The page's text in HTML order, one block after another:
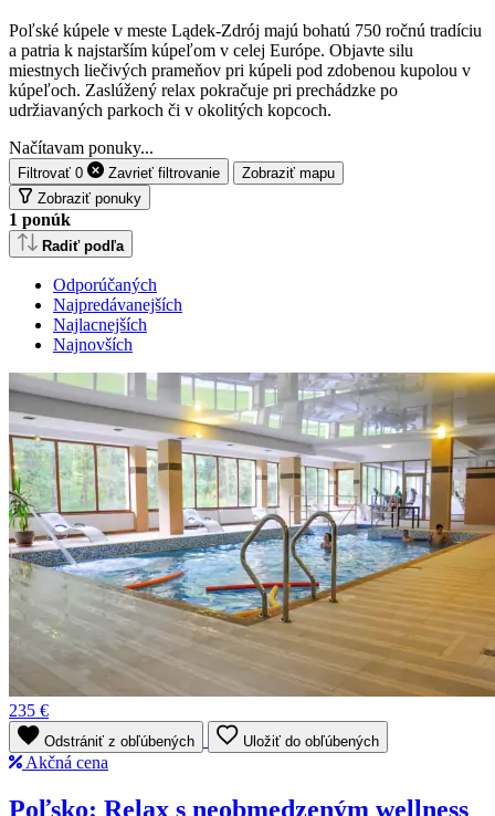
Poľské kúpele v meste Lądek-Zdrój majú bohatú 750 ročnú tradíciu
a patria k najstarším kúpeľom v celej Európe. Objavte silu
miestnych liečivých prameňov pri kúpeli pod zdobenou kupolou v
kúpeľoch. Zaslúžený relax pokračuje pri prechádzke po
udržiavaných parkoch či v okolitých kopcoch.
Načítavam ponuky...
Filtrovať 0 Zavrieť filtrovanie
Zobraziť mapu
Zobraziť ponuky
1 ponúk
Radiť podľa
Odporúčaných
Najpredávanejších
Najlacnejších
Najnovších
235 €
Odstrániť z obľúbených Uložiť do obľúbených
Akčná cena
Poľsko: Relax s neobmedzeným wellness